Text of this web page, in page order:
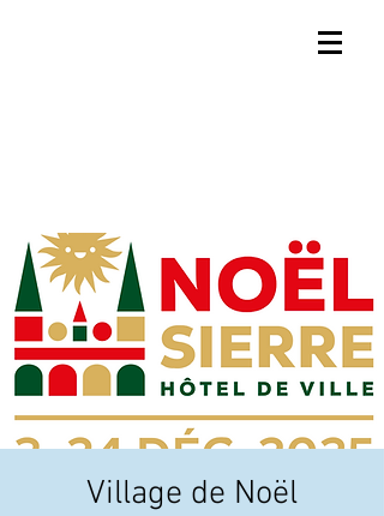
Village de Noël